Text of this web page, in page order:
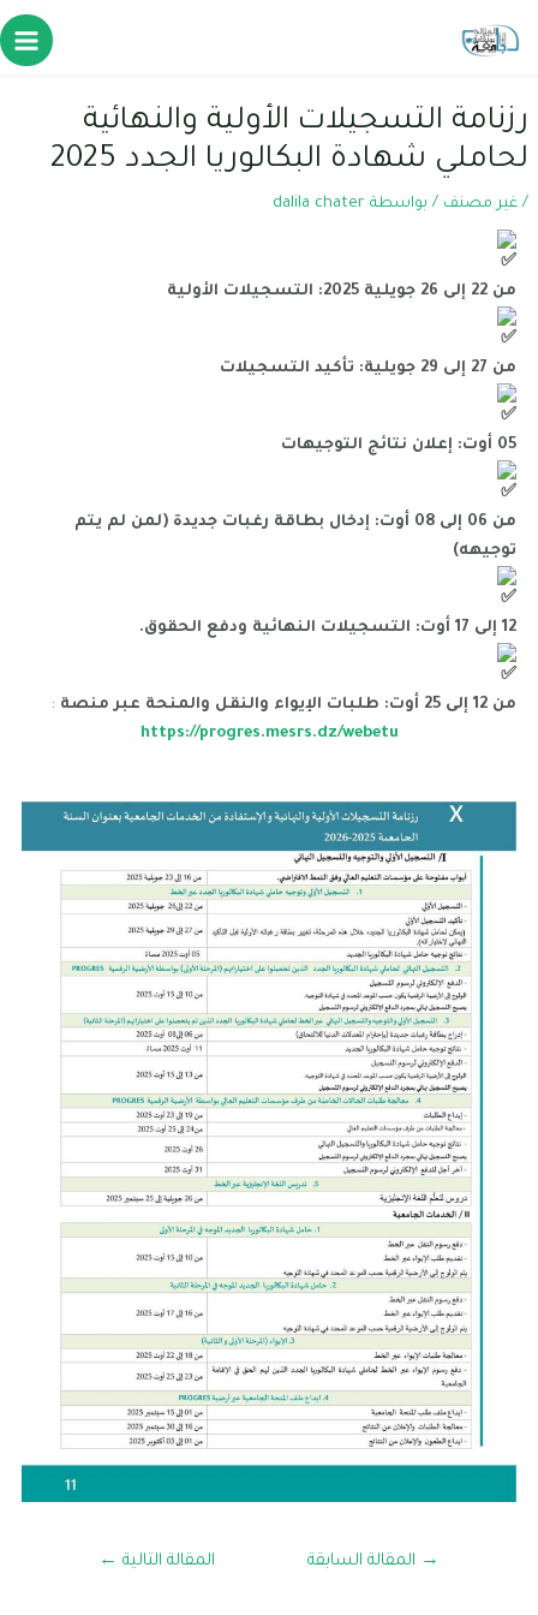
رزنامة التسجيلات الأولية والنهائية
لحاملي شهادة البكالوريا الجدد 2025
/ غير مصنف / بواسطة dalila chater
من 22 إلى 26 جويلية 2025: التسجيلات الأولية
من 27 إلى 29 جويلية: تأكيد التسجيلات
05 أوت: إعلان نتائج التوجيهات
من 06 إلى 08 أوت: إدخال بطاقة رغبات جديدة (لمن لم يتم
توجيهه)
12 إلى 17 أوت: التسجيلات النهائية ودفع الحقوق.
من 12 إلى 25 أوت: طلبات الإيواء والنقل والمنحة عبر منصة
:
https://progres.mesrs.dz/webetu
→ المقالة السابقة المقالة التالية ←